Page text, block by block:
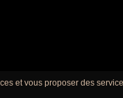
et vous proposer des